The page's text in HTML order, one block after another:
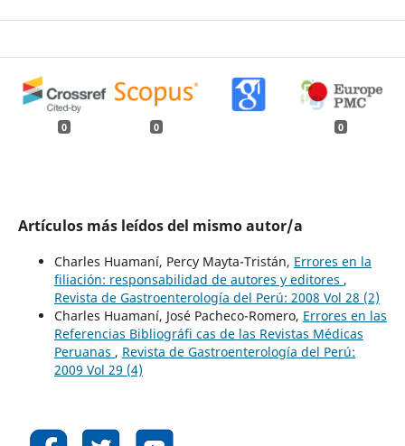
0 0 0
Artículos más leídos del mismo autor/a
Charles Huamaní, Percy Mayta-Tristán, Errores en la
filiación: responsabilidad de autores y editores ,
Revista de Gastroenterología del Perú: 2008 Vol 28 (2)
Charles Huamaní, José Pacheco-Romero, Errores en las
Referencias Bibliográfi cas de las Revistas Médicas
Peruanas , Revista de Gastroenterología del Perú:
2009 Vol 29 (4)